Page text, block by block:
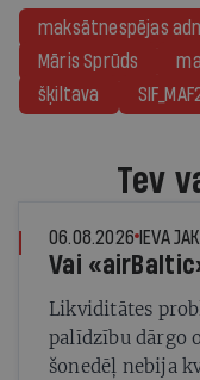
maksātnespējas
Māris Sprūds
šķiltava
Tev
06.08.2026 IEVA
Vai
Likviditātes
palīdzību dārgo
šonedēļ nebija